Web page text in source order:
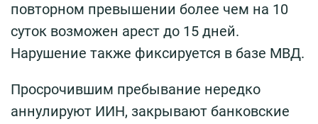
повторном превышении более чем на 10
суток возможен арест до 15 дней.
Нарушение также фиксируется в базе МВД.
Просрочившим пребывание нередко
аннулируют ИИН, закрывают банковские